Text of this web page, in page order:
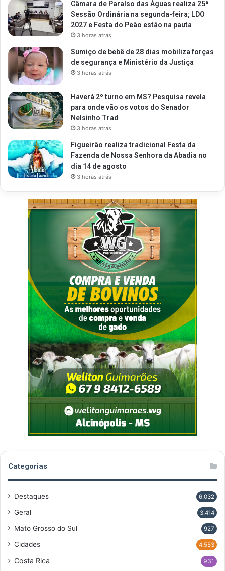
Câmara de Paraíso das Águas realiza 25ª
Sessão Ordinária na segunda-feira; LDO
2027 e Festa do Peão estão na pauta
3 horas atrás
Sumiço de bebê de 28 dias mobiliza forças
de segurança e Ministério da Justiça
3 horas atrás
Haverá 2º turno em MS? Pesquisa revela
para onde vão os votos do Senador
Nelsinho Trad
3 horas atrás
Figueirão realiza tradicional Festa da
Fazenda de Nossa Senhora da Abadia no
dia 14 de agosto
3 horas atrás
Categorias
Destaques 6.032
Geral 3.414
Mato Grosso do Sul 927
Cidades 4.553
Costa Rica 931